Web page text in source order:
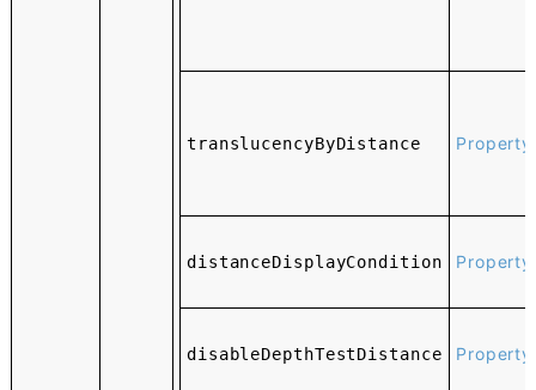
translucencyByDistance Property
distanceDisplayCondition Property
disableDepthTestDistance Property